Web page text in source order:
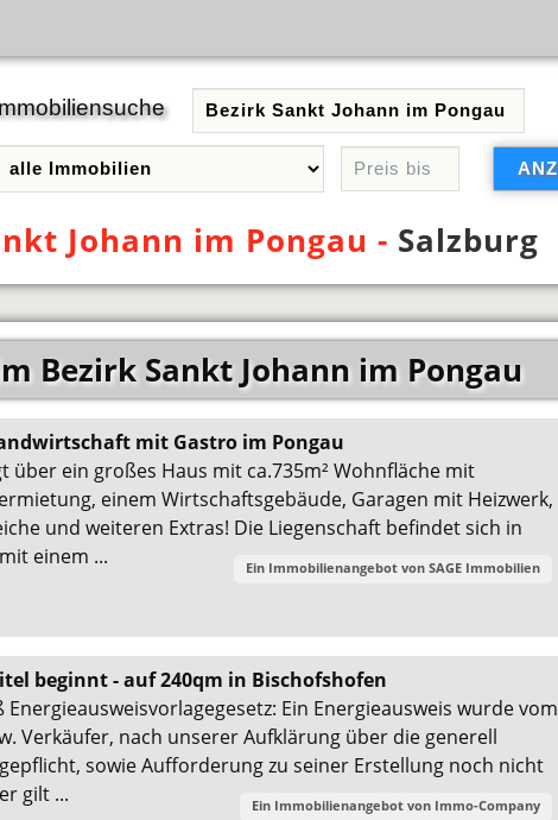
Johann im Pongau - Salzburg
Bezirk Sankt Johann im Pongau
mit Gastro im Pongau
über ein großes Haus mit ca.735m² Wohnfläche mit
einem Wirtschaftsgebäude, Garagen mit Heizwerk,
und weiteren Extras! Die Liegenschaft befindet sich in
einem ...
Ein Immobilienangebot von SAGE Immobilien
beginnt - auf 240qm in Bischofshofen
Energieausweisvorlagegesetz: Ein Energieausweis wurde vom
Verkäufer, nach unserer Aufklärung über die generell
sowie Aufforderung zu seiner Erstellung noch nicht
gilt ...
Ein Immobilienangebot von Immo-Company